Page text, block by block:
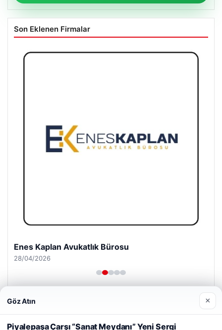
Son Eklenen Firmalar
Enes Kaplan Avukatlık Bürosu
28/04/2026
Göz Atın ×
Piyalepaşa Çarşı “Sanat Meydanı” Yeni Sergi